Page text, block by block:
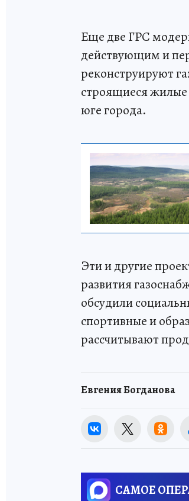
Еще две ГРС
действующим и
реконструируют
строящиеся
юге города.
Эти и другие
развития
обсудили
спортивные и
рассчитывают
Евгения Богданова
САМОЕ